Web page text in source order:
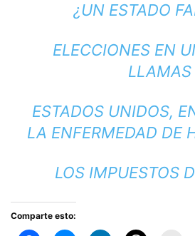
¿UN ESTADO
ELECCIONES EN
LLAMAS
ESTADOS UNIDOS,
LA ENFERMEDAD DE
LOS IMPUESTOS
Comparte esto: